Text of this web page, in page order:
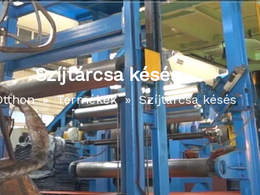
anyag
eszközök
anyag
Szíjtárcsa késés
» Termékek » Szíjtárcsa késés